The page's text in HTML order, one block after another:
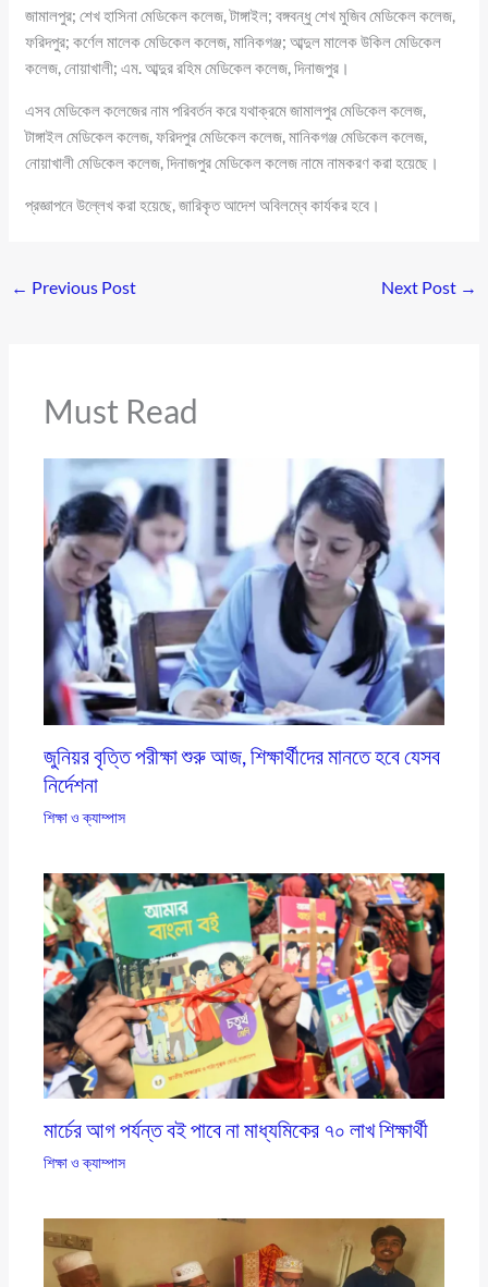
জামালপুর; শেখ হাসিনা মেডিকেল কলেজ, টাঙ্গাইল; বঙ্গবন্ধু শেখ মুজিব মেডিকেল কলেজ,
ফরিদপুর; কর্ণেল মালেক মেডিকেল কলেজ, মানিকগঞ্জ; আব্দুল মালেক উকিল মেডিকেল
কলেজ, নোয়াখালী; এম. আব্দুর রহিম মেডিকেল কলেজ, দিনাজপুর।
এসব মেডিকেল কলেজের নাম পরিবর্তন করে যথাক্রমে জামালপুর মেডিকেল কলেজ,
টাঙ্গাইল মেডিকেল কলেজ, ফরিদপুর মেডিকেল কলেজ, মানিকগঞ্জ মেডিকেল কলেজ,
নোয়াখালী মেডিকেল কলেজ, দিনাজপুর মেডিকেল কলেজ নামে নামকরণ করা হয়েছে।
প্রজ্ঞাপনে উল্লেখ করা হয়েছে, জারিকৃত আদেশ অবিলম্বে কার্যকর হবে।
← Previous Post Next Post →
Must Read
জুনিয়র বৃত্তি পরীক্ষা শুরু আজ, শিক্ষার্থীদের মানতে হবে যেসব
নির্দেশনা
শিক্ষা ও ক্যাম্পাস
মার্চের আগ পর্যন্ত বই পাবে না মাধ্যমিকের ৭০ লাখ শিক্ষার্থী
শিক্ষা ও ক্যাম্পাস